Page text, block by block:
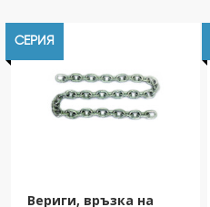
СЕРИЯ
Вериги, връзка на